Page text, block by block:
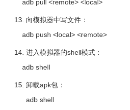
adb pull <remote> <local>
13. 向模拟器中写文件：
adb push <local> <remote>
14. 进入模拟器的shell模式：
adb shell
15. 卸载apk包：
adb shell